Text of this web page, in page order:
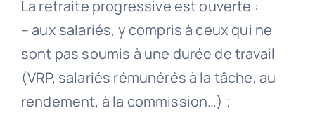
La retraite progressive est ouverte :
– aux salariés, y compris à ceux qui ne
sont pas soumis à une durée de travail
(VRP, salariés rémunérés à la tâche, au
rendement, à la commission…) ;